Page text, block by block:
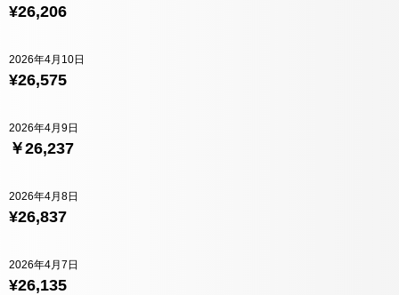
¥26,206
¥26,575
2026年4月10日
￥26,237
2026年4月9日
¥26,837
2026年4月8日
¥26,135
2026年4月7日